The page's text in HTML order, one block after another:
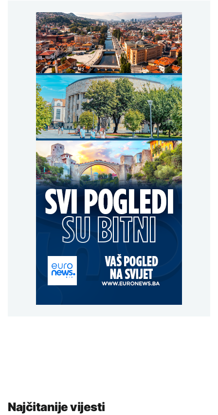
Najčitanije vijesti